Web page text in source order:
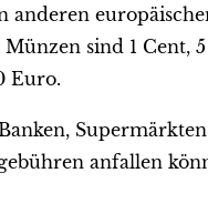
anderen
sind 1 Cent, 5
Euro.
anfallen